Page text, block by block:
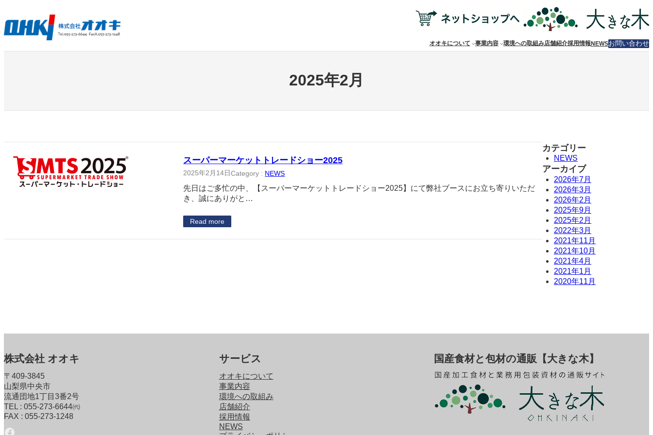
容
を
オオキについて 事業内容 環境への取組み店舗紹介採用情報NEWSお問い合わせ
2025年2月
スーパーマーケットトレードショー2025
2025年2月14日Category : NEWS
先日はご多忙の中、【スーパーマーケットトレードショー2025】にて弊社ブースにお立ち寄りいただ
き、誠にありがと…
Read more
カテゴリー
NEWS
アーカイブ
2026年7月
2026年3月
2026年2月
2025年9月
2025年2月
2022年3月
2021年11月
2021年10月
2021年4月
2021年1月
2020年11月
株式会社 オオキ
〒409-3845
山梨県中央市
流通団地1丁目3番2号
TEL : 055-273-6644㈹
FAX : 055-273-1248
Facebook
サービス
オオキについて
事業内容
環境への取組み
店舗紹介
採用情報
NEWS
国産食材と包材の通販【大きな木】